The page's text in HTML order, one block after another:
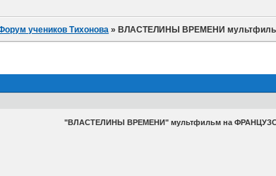
учеников Тихонова »ВЛАСТЕЛИНЫ ВРЕМЕНИ
"ВЛАСТЕЛИНЫ ВРЕМЕНИ" мультфильм на